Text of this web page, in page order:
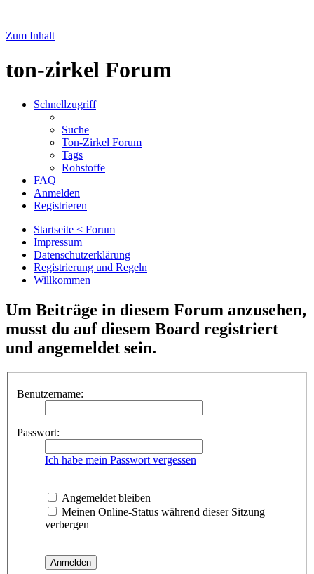
Zum Inhalt
ton-zirkel Forum
Schnellzugriff
Suche
Ton-Zirkel Forum
Tags
Rohstoffe
FAQ
Anmelden
Registrieren
Startseite < Forum
Impressum
Datenschutzerklärung
Registrierung und Regeln
Willkommen
Um Beiträge in diesem Forum anzusehen,
musst du auf diesem Board registriert
und angemeldet sein.
Benutzername:
Passwort:
Ich habe mein Passwort vergessen
Angemeldet bleiben
Meinen Online-Status während dieser Sitzung
verbergen